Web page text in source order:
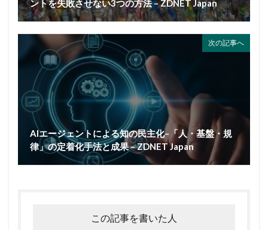
ントを失敗させない3つの方法 – ZDNET Japan
次の記事へ
AIエージェントによる知の民主化–「人・基盤・規
律」の定着化手法と成果 – ZDNET Japan
この記事を書いた人